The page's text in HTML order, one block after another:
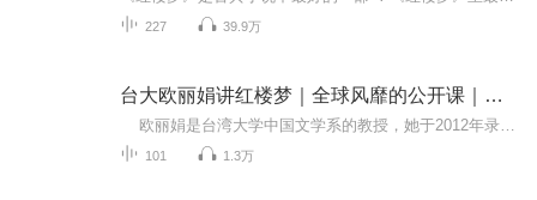
227 39.9万
台大欧丽娟讲红楼梦｜全球风靡的公开课｜林黛玉薛宝钗
101 1.3万